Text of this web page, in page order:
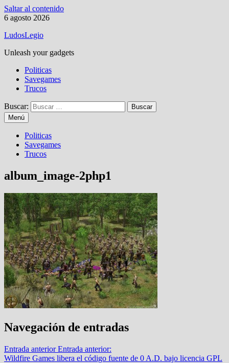
Saltar al contenido
6 agosto 2026
LudosLegio
Unleash your gadgets
Politicas
Savegames
Trucos
Buscar:
Menú
Politicas
Savegames
Trucos
album_image-2php1
Navegación de entradas
Entrada anterior Entrada anterior:
Wildfire Games libera el código fuente de 0 A.D. bajo licencia GPL